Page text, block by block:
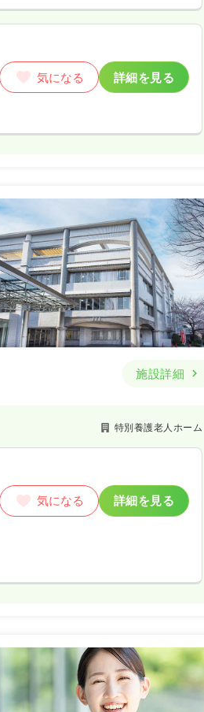
気になる 詳細を見る
施設詳細
特別養護老人ホーム
気になる 詳細を見る